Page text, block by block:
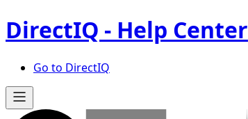
DirectIQ - Help Center
Go to DirectIQ